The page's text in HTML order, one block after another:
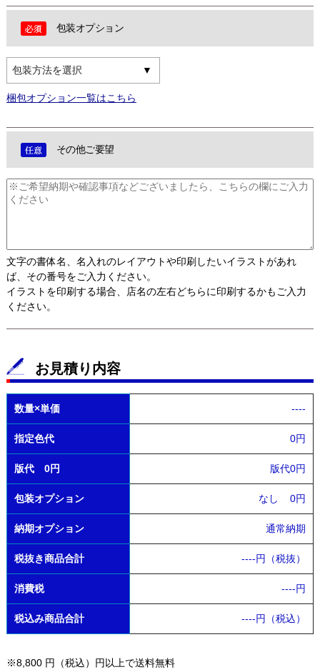
包装オプション
包装方法を選択
梱包オプション一覧はこちら
その他ご要望
文字の書体名、名入れのレイアウトや印刷したいイラストがあれ
ば、その番号をご入力ください。
イラストを印刷する場合、店名の左右どちらに印刷するかもご入力
ください。
お見積り内容
数量×単価 ----
指定色代 0円
版代 0円 版代0円
包装オプション なし 0円
納期オプション 通常納期
税抜き商品合計 ----円（税抜）
消費税 ----円
税込み商品合計 ----円（税込）
※8,800 円（税込）円以上で送料無料